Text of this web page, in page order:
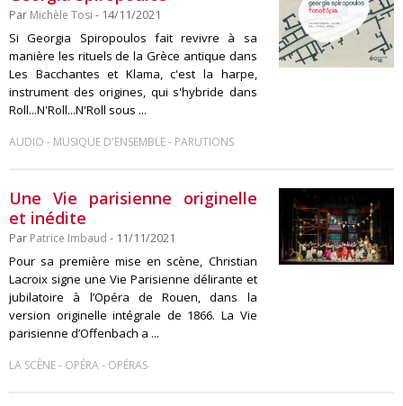
Par Michèle Tosi - 14/11/2021
Si Georgia Spiropoulos fait revivre à sa
manière les rituels de la Grèce antique dans
Les Bacchantes et Klama, c'est la harpe,
instrument des origines, qui s'hybride dans
Roll...N'Roll...N'Roll sous ...
AUDIO - MUSIQUE D'ENSEMBLE- PARUTIONS
Une Vie parisienne originelle
et inédite
Par Patrice Imbaud - 11/11/2021
Pour sa première mise en scène, Christian
Lacroix signe une Vie Parisienne délirante et
jubilatoire à l’Opéra de Rouen, dans la
version originelle intégrale de 1866. La Vie
parisienne d’Offenbach a ...
LA SCÈNE- OPÉRA- OPÉRAS